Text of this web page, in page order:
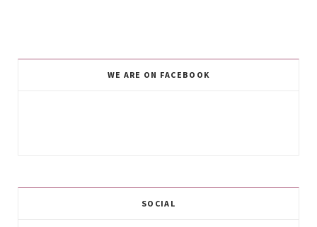
WE ARE ON FACEBOOK
SOCIAL